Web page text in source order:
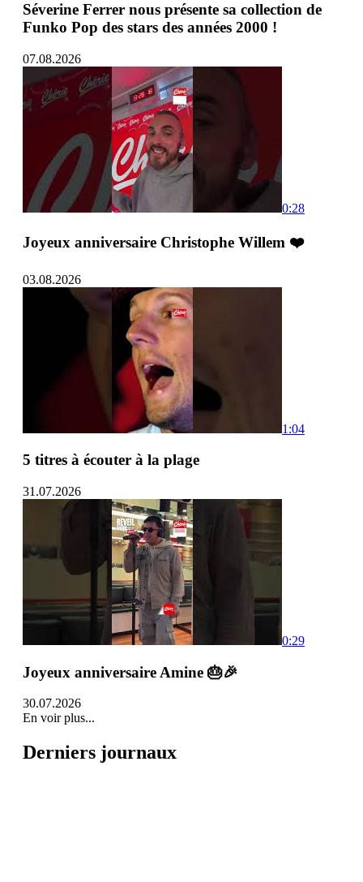
Séverine Ferrer nous présente sa collection de
Funko Pop des stars des années 2000 !
07.08.2026
0:28
Joyeux anniversaire Christophe Willem ❤️
03.08.2026
1:04
5 titres à écouter à la plage
31.07.2026
0:29
Joyeux anniversaire Amine 🎂🎉
30.07.2026
En voir plus...
Derniers journaux